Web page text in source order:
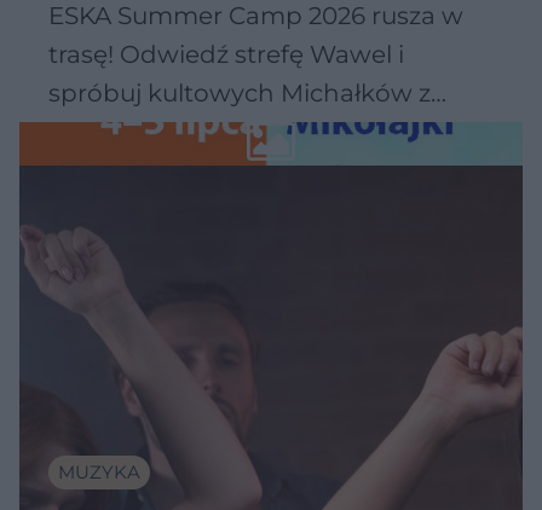
ESKA Summer Camp 2026 rusza w
trasę! Odwiedź strefę Wawel i
spróbuj kultowych Michałków z
Wawelu
MUZYKA